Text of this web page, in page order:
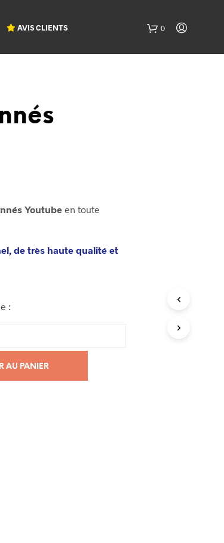
0
AVIS CLIENTS
Youtube en toute
de très haute qualité et
:
AU PANIER